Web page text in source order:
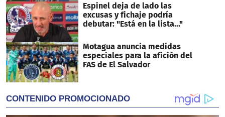
Espinel deja de lado las
excusas y fichaje podría
debutar: "Está en la lista..."
Motagua anuncia medidas
especiales para la afición del
FAS de El Salvador